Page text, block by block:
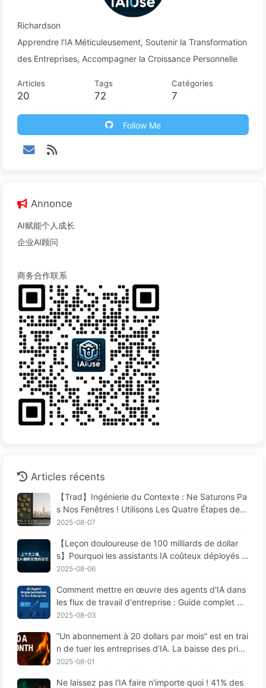
Richardson
Apprendre l'IA Méticuleusement, Soutenir la Transformation
des Entreprises, Accompagner la Croissance Personnelle
Articles
20
Tags
72
Catégories
7
Follow Me
Annonce
AI赋能个人成长
企业AI顾问
商务合作联系
Articles récents
【Trad】Ingénierie du Contexte : Ne Saturons Pa
s Nos Fenêtres ! Utilisons Les Quatre Étapes de R
édaction, Filtrage, Compression et Isolation, Évito
à L'extérieur — Apprenons Lentement L'IA170
2025-08-07
【Leçon douloureuse de 100 milliards de dollar
s】Pourquoi les assistants IA coûteux déployés p
ar les entreprises "oublient" souvent aux moment
d'améliorer leur performance de 90 % ? — Appre
ndre lentement l'IA 169
2025-08-06
Comment mettre en œuvre des agents d'IA dans
les flux de travail d'entreprise : Guide complet po
ur 2025 —— Apprenez l'IA lentement 166
2025-08-03
“Un abonnement à 20 dollars par mois” est en trai
n de tuer les entreprises d’IA. La baisse des prix
des Tokens est une illusion, la vraie dépense en I
2025-08-01
Ne laissez pas l'IA faire n'importe quoi ! 41% des